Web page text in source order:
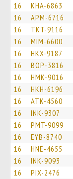
16 KHA-6863
16 APM-6716
16 TKT-9116
16 MIM-6600
16 HKX-9187
16 BOP-3816
16 HMK-9016
16 HKH-6196
16 ATK-4560
16 INK-9307
16 PMT-9099
16 EYB-8740
16 HNE-4655
16 INK-9093
16 PIX-2476